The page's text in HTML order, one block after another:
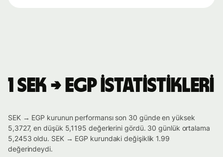
1 SEK → EGP istatistikleri
SEK → EGP kurunun performansı son 30 günde en yüksek
5,3727, en düşük 5,1195 değerlerini gördü. 30 günlük ortalama
5,2453 oldu. SEK → EGP kurundaki değişiklik 1.99
değerindeydi.